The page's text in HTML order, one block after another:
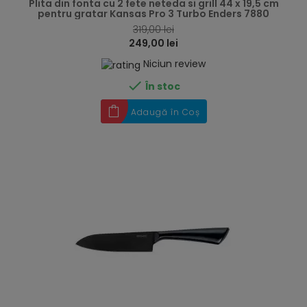
Plita din fonta cu 2 fete neteda si grill 44 x 19,5 cm
pentru gratar Kansas Pro 3 Turbo Enders 7880
319,00 lei
249,00 lei
Niciun review
 În stoc
Adaugă în Coș